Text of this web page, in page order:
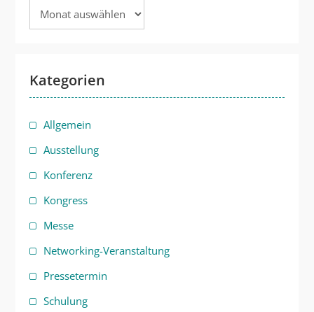
Kategorien
Allgemein
Ausstellung
Konferenz
Kongress
Messe
Networking-Veranstaltung
Pressetermin
Schulung